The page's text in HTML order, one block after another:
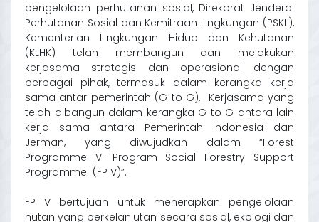
pengelolaan perhutanan sosial, Direkorat Jenderal
Perhutanan Sosial dan Kemitraan Lingkungan (PSKL),
Kementerian Lingkungan Hidup dan Kehutanan
(KLHK) telah membangun dan melakukan
kerjasama strategis dan operasional dengan
berbagai pihak, termasuk dalam kerangka kerja
sama antar pemerintah (G to G). Kerjasama yang
telah dibangun dalam kerangka G to G antara lain
kerja sama antara Pemerintah Indonesia dan
Jerman, yang diwujudkan dalam “Forest
Programme V: Program Social Forestry Support
Programme (FP V)”.
FP V bertujuan untuk menerapkan pengelolaan
hutan yang berkelanjutan secara sosial, ekologi dan